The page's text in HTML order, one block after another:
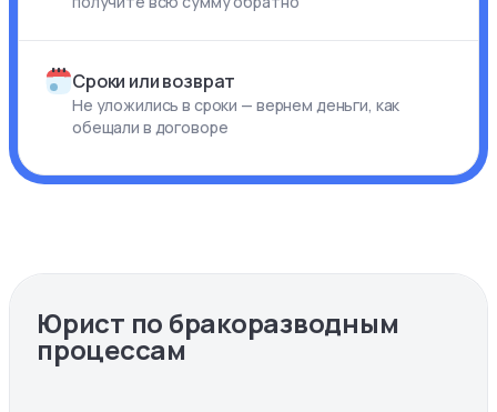
Сроки или возврат
Не уложились в сроки — вернем деньги, как
обещали в договоре
Юрист по бракоразводным
процессам